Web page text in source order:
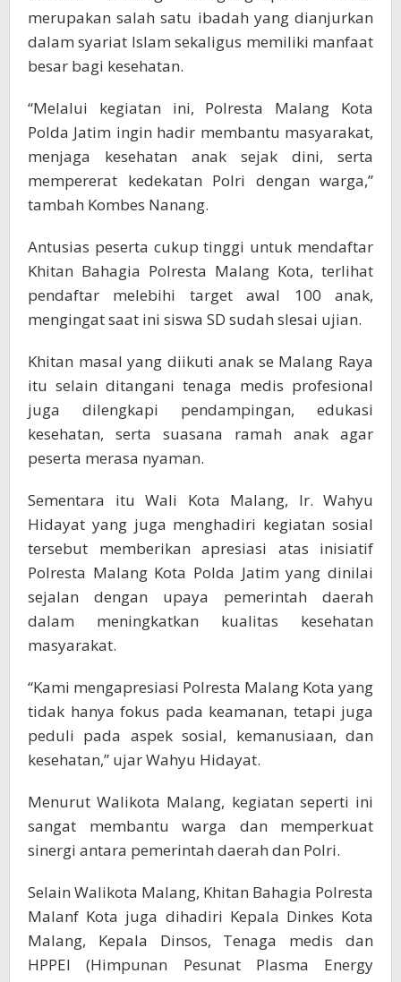
merupakan salah satu ibadah yang dianjurkan
dalam syariat Islam sekaligus memiliki manfaat
besar bagi kesehatan.
“Melalui kegiatan ini, Polresta Malang Kota
Polda Jatim ingin hadir membantu masyarakat,
menjaga kesehatan anak sejak dini, serta
mempererat kedekatan Polri dengan warga,”
tambah Kombes Nanang.
Antusias peserta cukup tinggi untuk mendaftar
Khitan Bahagia Polresta Malang Kota, terlihat
pendaftar melebihi target awal 100 anak,
mengingat saat ini siswa SD sudah slesai ujian.
Khitan masal yang diikuti anak se Malang Raya
itu selain ditangani tenaga medis profesional
juga dilengkapi pendampingan, edukasi
kesehatan, serta suasana ramah anak agar
peserta merasa nyaman.
Sementara itu Wali Kota Malang, Ir. Wahyu
Hidayat yang juga menghadiri kegiatan sosial
tersebut memberikan apresiasi atas inisiatif
Polresta Malang Kota Polda Jatim yang dinilai
sejalan dengan upaya pemerintah daerah
dalam meningkatkan kualitas kesehatan
masyarakat.
“Kami mengapresiasi Polresta Malang Kota yang
tidak hanya fokus pada keamanan, tetapi juga
peduli pada aspek sosial, kemanusiaan, dan
kesehatan,” ujar Wahyu Hidayat.
Menurut Walikota Malang, kegiatan seperti ini
sangat membantu warga dan memperkuat
sinergi antara pemerintah daerah dan Polri.
Selain Walikota Malang, Khitan Bahagia Polresta
Malanf Kota juga dihadiri Kepala Dinkes Kota
Malang, Kepala Dinsos, Tenaga medis dan
HPPEI (Himpunan Pesunat Plasma Energy